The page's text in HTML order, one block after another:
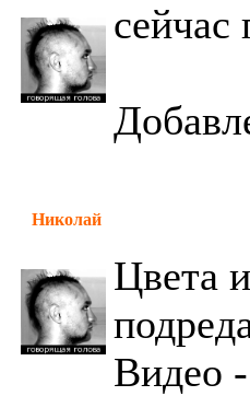
сейчас
Николай
Цвета
Видео